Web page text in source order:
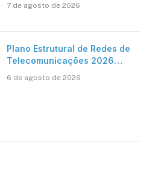
reconhecimento de firma em
7 de agosto de 2026
Plano Estrutural de Redes de
Telecomunicações 2026
móvel, mas mantém desafio
6 de agosto de 2026